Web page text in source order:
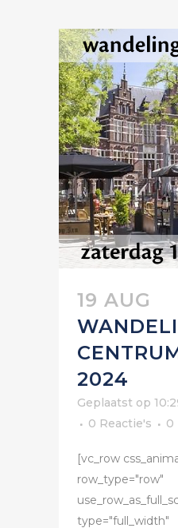
19 AUG
2024
Geplaatst op
0 Reactie's
0
[vc_row
row_type="row"
type="full_width"